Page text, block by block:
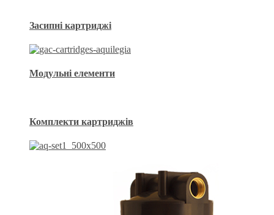
Засипні картриджі
Модульні елементи
Комплекти картриджів